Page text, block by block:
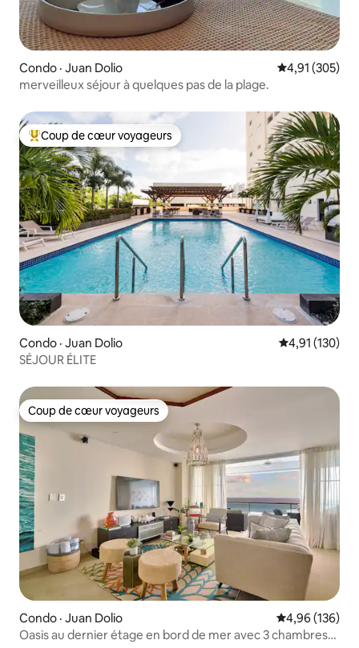
Condo · Juan Dolio Note
4,91 (305)
merveilleux séjour à quelques pas de la plage.
Coup de cœur voyageurs parmi les plus aimés
Coup de cœur voyageurs
Condo · Juan Dolio Note
4,91 (130)
SÉJOUR ÉLITE
Coup de cœur voyageurs
Coup de cœur voyageurs
Condo · Juan Dolio Note
4,96 (136)
Oasis au dernier étage en bord de mer avec 3 chambres